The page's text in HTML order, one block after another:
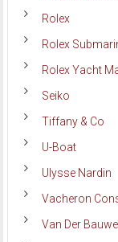
Rolex
Rolex
Rolex Yacht
Seiko
Tiffany & Co
U-Boat
Ulysse Nardin
Vacheron
Van Der